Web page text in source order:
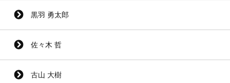
黒羽 勇太郎
佐々木 哲
古山 大樹